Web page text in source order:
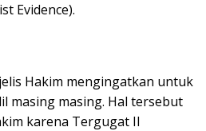
Evidence).
Hakim mengingatkan untuk
masing masing. Hal tersebut
karena Tergugat II